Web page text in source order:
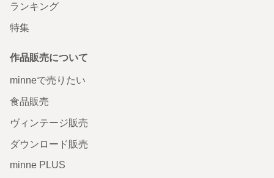
ランキング
特集
作品販売について
minneで売りたい
食品販売
ヴィンテージ販売
ダウンロード販売
minne PLUS